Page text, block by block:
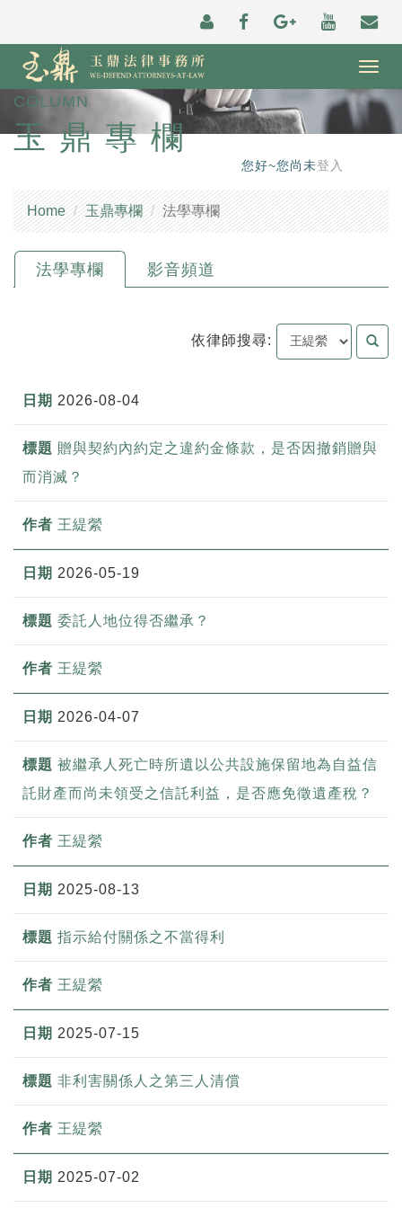
COLUMN
玉鼎專欄
您好~您尚未登入
Home 玉鼎專欄 法學專欄
法學專欄 影音頻道
依律師搜尋:
2026-08-04
贈與契約內約定之違約金條款，是否因撤銷贈與
而消滅？
王緹縈
2026-05-19
委託人地位得否繼承？
王緹縈
2026-04-07
被繼承人死亡時所遺以公共設施保留地為自益信
託財產而尚未領受之信託利益，是否應免徵遺產稅？
王緹縈
2025-08-13
指示給付關係之不當得利
王緹縈
2025-07-15
非利害關係人之第三人清償
王緹縈
2025-07-02